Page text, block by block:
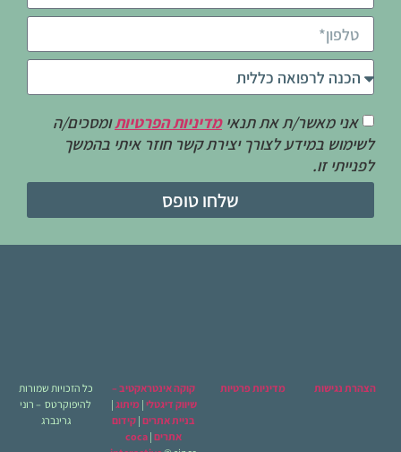
אני מאשר/ת את תנאימדיניות הפרטיותומסכים/ה
לשימוש במידע לצורך יצירת קשר חוזר איתי בהמשך
לפנייתי זו.
שלחו טופס
הצהרת נגישות מדיניות פרטיות
קוקה אינטראקטיב –
שיווק דיגטלי |מיתוג |
בניית אתרים| קידום
אתרים|
coca
כל הזכויות שמורות
להיפוקרטס – רוני
גרינברג